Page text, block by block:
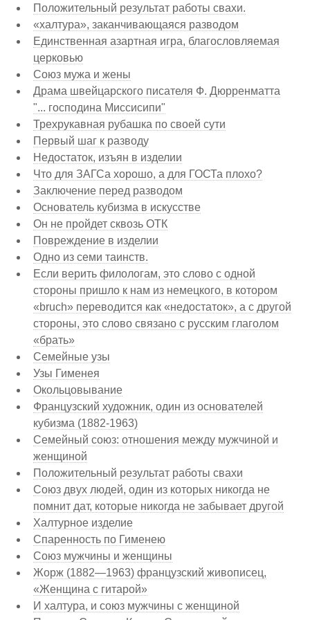
Положительный результат работы свахи.
«халтура», заканчивающаяся разводом
Единственная азартная игра, благословляемая
церковью
Союз мужа и жены
Драма швейцарского писателя Ф. Дюрренматта
"... господина Миссисипи"
Трехрукавная рубашка по своей сути
Первый шаг к разводу
Недостаток, изъян в изделии
Что для ЗАГСа хорошо, а для ГОСТа плохо?
Заключение перед разводом
Основатель кубизма в искусстве
Он не пройдет сквозь ОТК
Повреждение в изделии
Одно из семи таинств.
Если верить филологам, это слово с одной
стороны пришло к нам из немецкого, в котором
«bruch» переводится как «недостаток», а с другой
стороны, это слово связано с русским глаголом
«брать»
Семейные узы
Узы Гименея
Окольцовывание
Французский художник, один из основателей
кубизма (1882-1963)
Семейный союз: отношения между мужчиной и
женщиной
Положительный результат работы свахи
Союз двух людей, один из которых никогда не
помнит дат, которые никогда не забывает другой
Халтурное изделие
Спаренность по Гименею
Союз мужчины и женщины
Жорж (1882—1963) французский живописец,
«Женщина с гитарой»
И халтура, и союз мужчины с женщиной